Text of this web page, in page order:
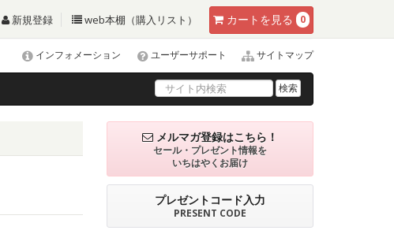
カート を見る 0
新規登録 web本棚（購入リスト）
インフォメーション ユーザーサポート サイトマップ
検索
メルマガ登録はこちら！
セール・プレゼント情報を
いちはやくお届け
プレゼントコード入力
PRESENT CODE